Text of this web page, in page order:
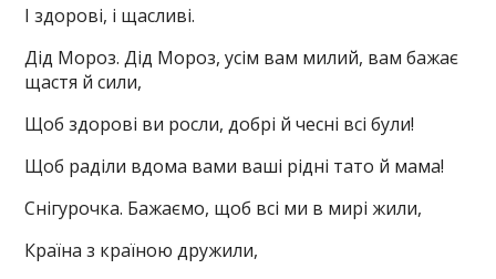
І здорові, і щасливі.
Дід Мороз. Дід Мороз, усім вам милий, вам бажає
щастя й сили,
Щоб здорові ви росли, добрі й чесні всі були!
Щоб раділи вдома вами ваші рідні тато й мама!
Снігурочка. Бажаємо, щоб всі ми в мирі жили,
Країна з країною дружили,